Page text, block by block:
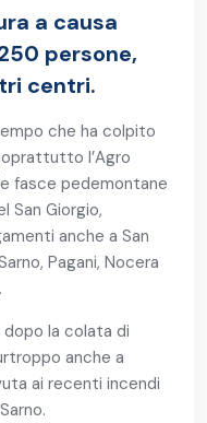
a causa
persone,
centri.
che ha colpito
l’Agro
fasce pedemontane
San Giorgio,
anche a San
Pagani, Nocera
la colata di
anche a
ai recenti incendi